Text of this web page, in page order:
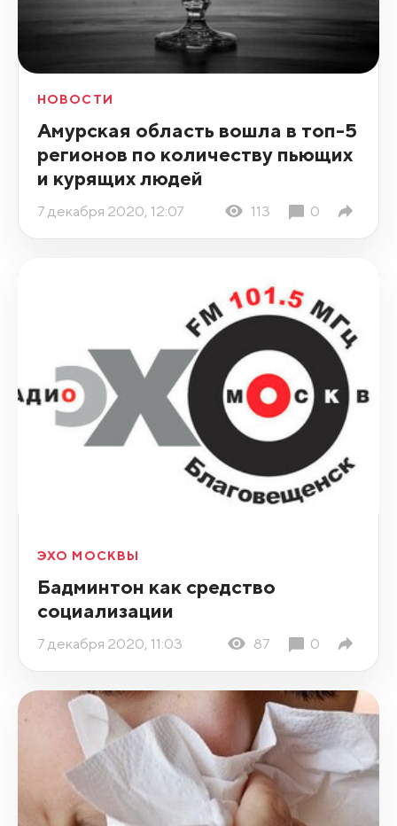
НОВОСТИ
Амурская область вошла в топ-5
регионов по количеству пьющих
и курящих людей
7 декабря 2020, 12:07 113 0
ЭХО МОСКВЫ
Бадминтон как средство
социализации
7 декабря 2020, 11:03 87 0